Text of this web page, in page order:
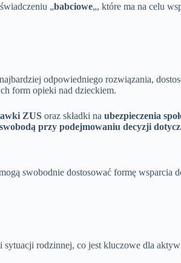
„babciowe„, które ma na celu
odpowiedniego rozwiązania,
form opieki nad dzieckiem.
ZUS oraz składki na ubezpieczenia
przy podejmowaniu decyzji
swobodnie dostosować formę
rodzinnej, co jest kluczowe dla